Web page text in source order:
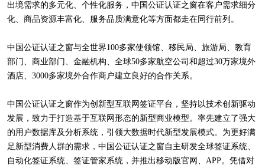
出境需求的多元化、个性化服务，中国公证认证之窗在客户需求细分
化、商品资源丰富化、服务品质满意化等方面都走在同行前列。
中国公证认证之窗与全世界100多家使领馆、移民局、旅游局、教育
部门、商业部门、金融机构、全球50多家航空公司和超过30万家境外
酒店、3000多家境外合作商户建立良好的合作关系。
中国公证认证之窗作为创新型互联网签证平台，坚持以技术创新驱动
发展，致力于打造基于互联网形态的新型商业模型。率先建立了强大
的用户数据库及分析系统，引领大数据时代新型发展模式。为更好满
足新型消费人群的需求，中国公证认证之窗自主研发全球签证系统、
自动化签证系统、签证管家系统，并推出移动版官网、APP。凭借对